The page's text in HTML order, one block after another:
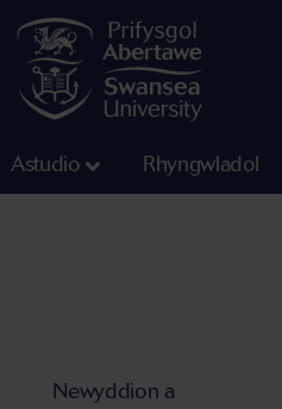
Astudio Rhyngwladol
Newyddion a